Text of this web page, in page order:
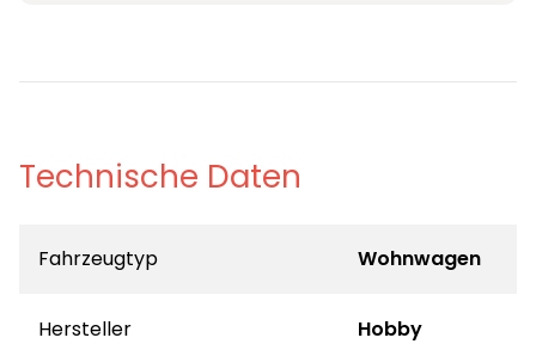
Technische Daten
Fahrzeugtyp Wohnwagen
Hersteller Hobby